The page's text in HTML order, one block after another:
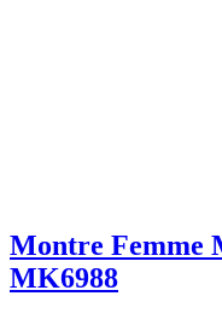
Montre Femme
MK6988